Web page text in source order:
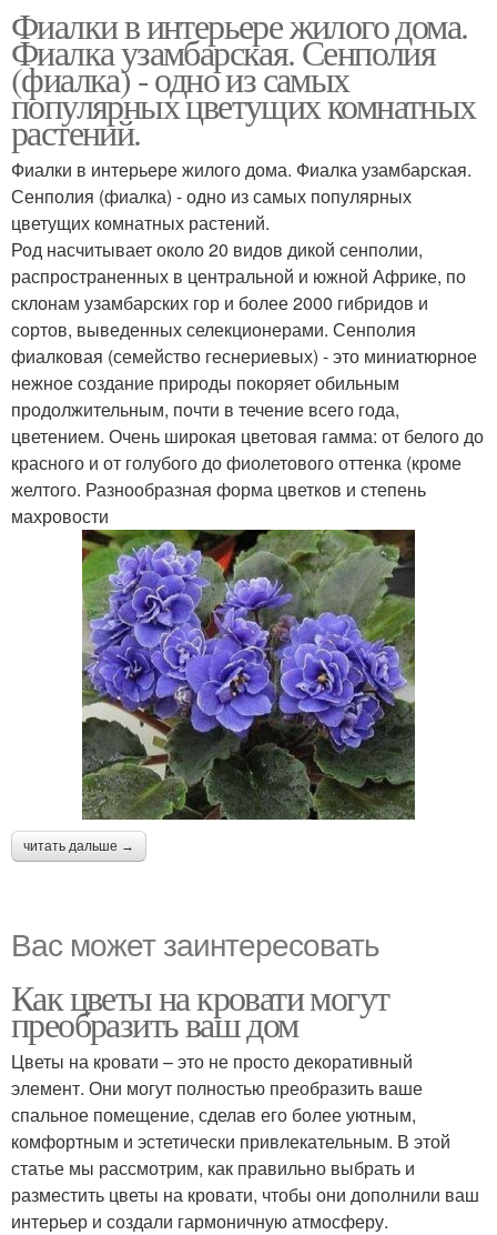
Фиалки в интерьере жилого дома.
Фиалка узамбарская. Сенполия
(фиалка) - одно из самых
популярных цветущих комнатных
растений.
Фиалки в интерьере жилого дома. Фиалка узамбарская.
Сенполия (фиалка) - одно из самых популярных
цветущих комнатных растений.
Род насчитывает около 20 видов дикой сенполии,
распространенных в центральной и южной Африке, по
склонам узамбарских гор и более 2000 гибридов и
сортов, выведенных селекционерами. Сенполия
фиалковая (семейство геснериевых) - это миниатюрное
нежное создание природы покоряет обильным
продолжительным, почти в течение всего года,
цветением. Очень широкая цветовая гамма: от белого до
красного и от голубого до фиолетового оттенка (кроме
желтого. Разнообразная форма цветков и степень
махровости
читать дальше →
Вас может заинтересовать
Как цветы на кровати могут
преобразить ваш дом
Цветы на кровати – это не просто декоративный
элемент. Они могут полностью преобразить ваше
спальное помещение, сделав его более уютным,
комфортным и эстетически привлекательным. В этой
статье мы рассмотрим, как правильно выбрать и
разместить цветы на кровати, чтобы они дополнили ваш
интерьер и создали гармоничную атмосферу.